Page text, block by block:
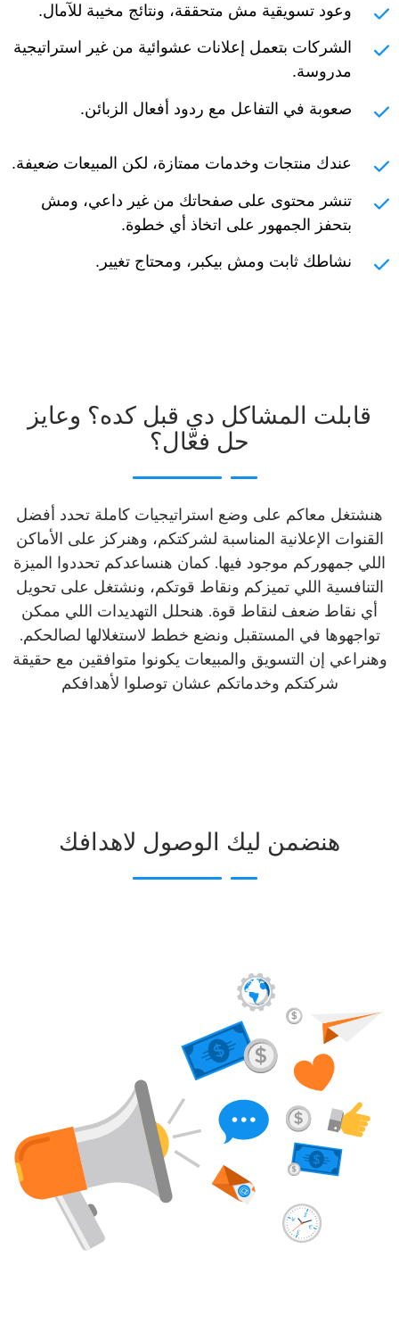
وعود تسويقية مش متحققة، ونتائج مخيبة للآمال.
الشركات بتعمل إعلانات عشوائية من غير استراتيجية
مدروسة.
صعوبة في التفاعل مع ردود أفعال الزبائن.
عندك منتجات وخدمات ممتازة، لكن المبيعات ضعيفة.
تنشر محتوى على صفحاتك من غير داعي، ومش
بتحفز الجمهور على اتخاذ أي خطوة.
نشاطك ثابت ومش بيكبر، ومحتاج تغيير.
قابلت المشاكل دي قبل كده؟ وعايز
حل فعّال؟
هنشتغل معاكم على وضع استراتيجيات كاملة تحدد أفضل
القنوات الإعلانية المناسبة لشركتكم، وهنركز على الأماكن
اللي جمهوركم موجود فيها. كمان هنساعدكم تحددوا الميزة
التنافسية اللي تميزكم ونقاط قوتكم، ونشتغل على تحويل
أي نقاط ضعف لنقاط قوة. هنحلل التهديدات اللي ممكن
تواجهوها في المستقبل ونضع خطط لاستغلالها لصالحكم.
وهنراعي إن التسويق والمبيعات يكونوا متوافقين مع حقيقة
شركتكم وخدماتكم عشان توصلوا لأهدافكم
هنضمن ليك الوصول لاهدافك